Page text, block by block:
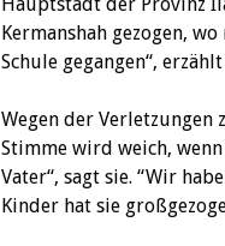
Kermanshah gezogen,
Schule gegangen“,
Wegen der Verletzungen
Stimme wird weich,
Vater“, sagt sie. “Wir
Kinder hat sie